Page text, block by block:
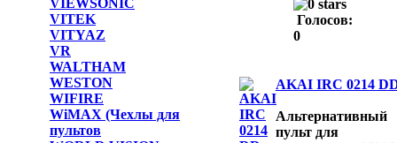
VIEWSONIC
VITEK
VITYAZ
VR
WALTHAM
WESTON
WIFIRE
WiMAX (Чехлы для
пультов
Голосов:
0
AKAI IRC 0214
Альтернативный
пульт для